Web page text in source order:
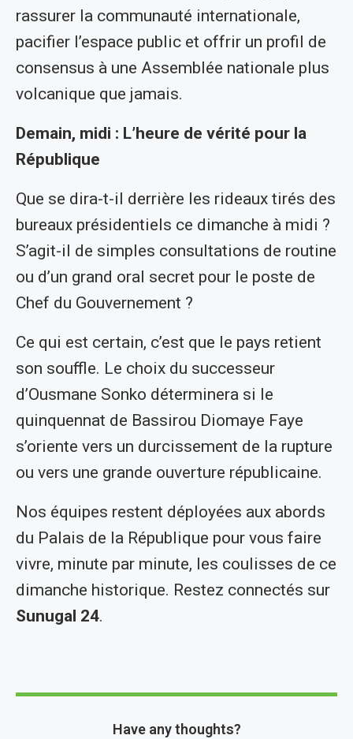
rassurer la communauté internationale,
pacifier l’espace public et offrir un profil de
consensus à une Assemblée nationale plus
volcanique que jamais.
Demain, midi : L’heure de vérité pour la
République
Que se dira-t-il derrière les rideaux tirés des
bureaux présidentiels ce dimanche à midi ?
S’agit-il de simples consultations de routine
ou d’un grand oral secret pour le poste de
Chef du Gouvernement ?
Ce qui est certain, c’est que le pays retient
son souffle. Le choix du successeur
d’Ousmane Sonko déterminera si le
quinquennat de Bassirou Diomaye Faye
s’oriente vers un durcissement de la rupture
ou vers une grande ouverture républicaine.
Nos équipes restent déployées aux abords
du Palais de la République pour vous faire
vivre, minute par minute, les coulisses de ce
dimanche historique. Restez connectés sur
Sunugal 24.
Have any thoughts?